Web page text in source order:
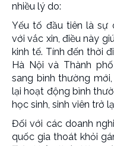
nhiều lý do:
Yếu tố đầu tiên là sự
với vắc xin, điều này
kinh tế. Tính đến thời
Hà Nội và Thành
sang bình thường
lại hoạt động bình
học sinh, sinh viên trở
Đối với các doanh
quốc gia thoát khỏi